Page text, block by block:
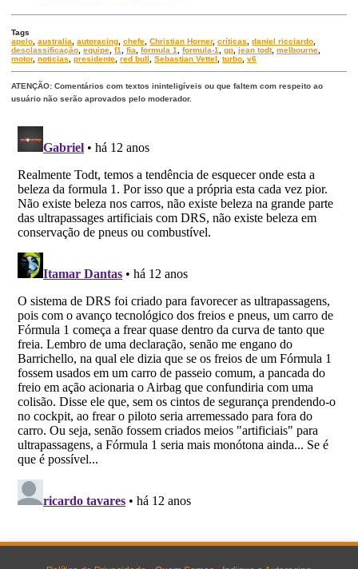
Tags
apelo ,australia ,autoracing ,chefe ,Christian Horner,críticas ,daniel ricciardo
desclassificação ,equipe ,f1 ,fia ,formula 1 ,formula-1 ,gp ,jean todt,melbourne
motor,noticias ,presidente ,red bull ,Sebastian Vettel ,turbo ,v6
ATENÇÃO: Comentários com textos ininteligíveis ou que faltem com respeito ao
usuário não serão aprovados pelo moderador.